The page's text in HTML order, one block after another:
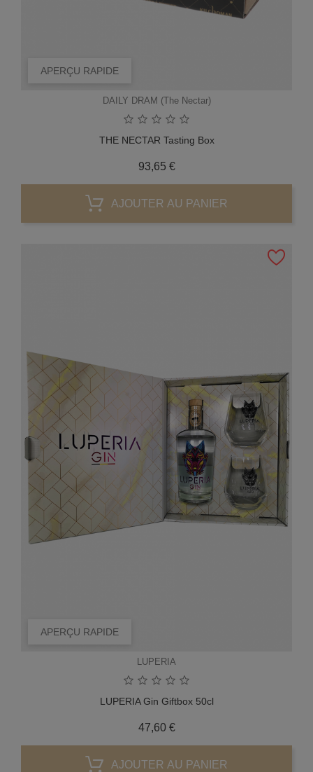
APERÇU RAPIDE
DAILY DRAM (The Nectar)
THE NECTAR Tasting Box
93,65 €Prix
AJOUTER AU PANIER
APERÇU RAPIDE
LUPERIA
LUPERIA Gin Giftbox 50cl
47,60 €Prix
AJOUTER AU PANIER